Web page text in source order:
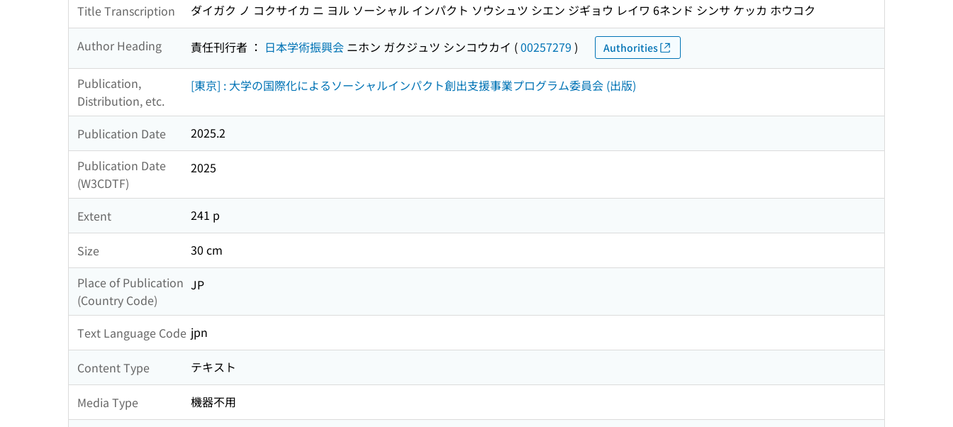
Title Transcription ダイガク ノ コクサイカ ニ ヨル ソーシャル インパクト ソウシュツ シエン ジギョウ レイワ 6ネンド シンサ ケッカ ホウコク
Author Heading 責任刊行者 ： 日本学術振興会 ニホン ガクジュツ シンコウカイ (00257279 ) Authorities
Publication,
Distribution, etc.
[東京] : 大学の国際化によるソーシャルインパクト創出支援事業プログラム委員会 (出版)
Publication Date
2025.2
Publication Date
(W3CDTF)
2025
Extent 241 p
Size
30 cm
Place of Publication
(Country Code)
JP
Text Language Code jpn
Content Type テキスト
Media Type 機器不用